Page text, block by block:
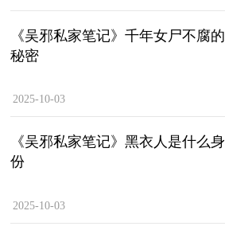
《吴邪私家笔记》千年女尸不腐的
秘密
2025-10-03
《吴邪私家笔记》黑衣人是什么身
份
2025-10-03